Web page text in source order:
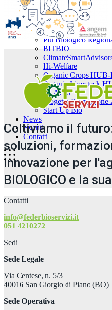
Progetti
Alliance
BioSmartZoo
Biovitamina
Più Biologico
BITBIO
Hi-Welfare
Organic Crops HUB-
Organic Livestock
PNABio
Progetto
Start Up Bio
News
Eventi
Contatti
Coltiviamo il futuro:
soluzioni,
innovazione per
BIOLOGICO e la
Contatti
info@federbioservizi.it
051 4210272
Sedi
Sede Legale
Via Centese, n. 5/3
40016 San Giorgio di Piano (BO)
Sede Operativa